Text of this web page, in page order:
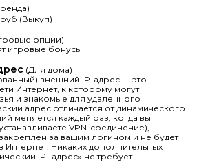
руб (Выкуп)
опции)
игровые бонусы
(Для дома)
внешний IP-адрес — это
Интернет, к которому могут
и знакомые для удаленного
адрес отличается от динамического
меняется каждый раз, когда вы
VPN-соединение),
за вашим логином и не будет
Интернет. Никаких дополнительных
IP- адрес» не требует.